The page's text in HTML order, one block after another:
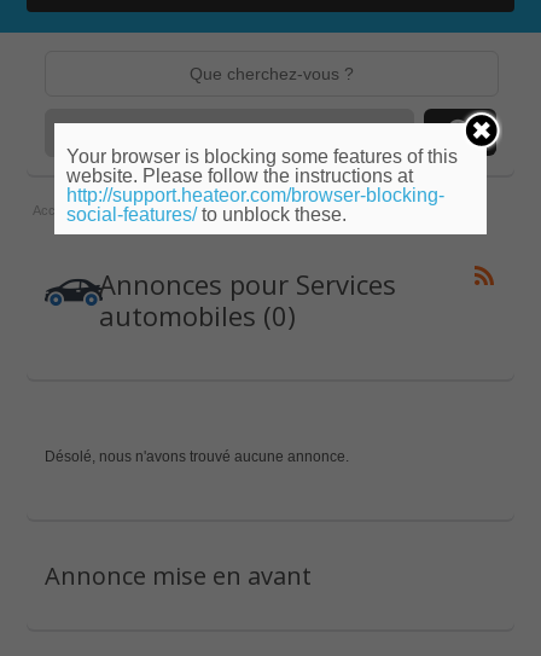
Accueil » Centre » Loiret » Services automobiles
Annonces pour Services
automobiles (0)
Désolé, nous n'avons trouvé aucune annonce.
Annonce mise en avant
Your browser is blocking some features of this
website. Please follow the instructions at
http://support.heateor.com/browser-blocking-
social-features/to unblock these.